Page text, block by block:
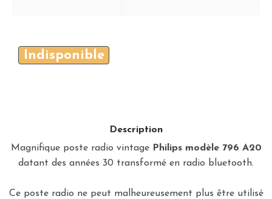
Indisponible
Description
Magnifique poste radio vintage Philips modèle 796 A20
datant des années 30 transformé en radio bluetooth.
Ce poste radio ne peut malheureusement plus être utilisé